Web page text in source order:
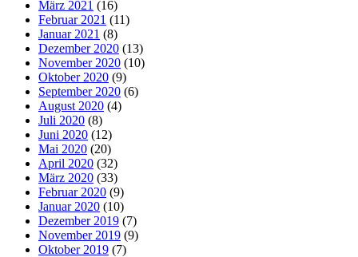
März 2021 (16)
Februar 2021 (11)
Januar 2021 (8)
Dezember 2020 (13)
November 2020 (10)
Oktober 2020 (9)
September 2020 (6)
August 2020 (4)
Juli 2020 (8)
Juni 2020 (12)
Mai 2020 (20)
April 2020 (32)
März 2020 (33)
Februar 2020 (9)
Januar 2020 (10)
Dezember 2019 (7)
November 2019 (9)
Oktober 2019 (7)